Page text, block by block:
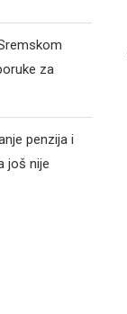
za
penzija i
još nije